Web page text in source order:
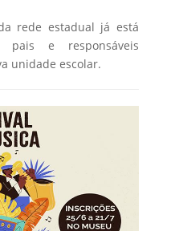
rede estadual já está
pais e responsáveis
unidade escolar.